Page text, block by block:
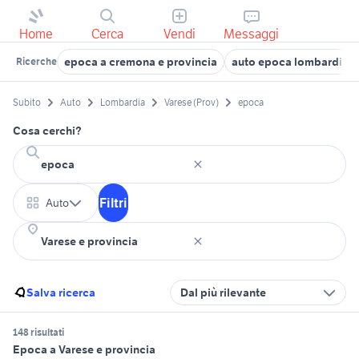
Home Cerca Vendi Messaggi
Ricerche epoca a cremona e provincia auto epoca lombardia
Subito Auto Lombardia Varese (Prov) epoca
Cosa cerchi?
Auto Filtri
Salva ricerca Dal più rilevante
148 risultati
Epoca a Varese e provincia